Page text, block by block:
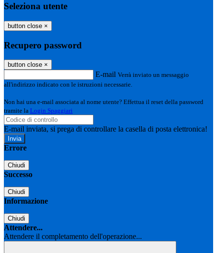
Seleziona utente
button close ×
Recupero password
button close ×
E-mail Verrà inviato un messaggio
all'indirizzo indicato con le istruzioni necessarie.
Non hai una e-mail associata al nome utente? Effettua il reset della password
tramite la Login Spaggiari
E-mail inviata, si prega di controllare la casella di posta elettronica!
Errore
Chiudi
Successo
Chiudi
Informazione
Chiudi
Attendere...
Attendere il completamento dell'operazione...